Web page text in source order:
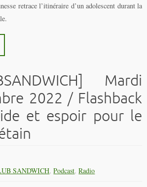
retrace l’itinéraire d’un adolescent durant la
Mardi
2022 / Flashback
et espoir pour le
SANDWICH,Podcast,Radio